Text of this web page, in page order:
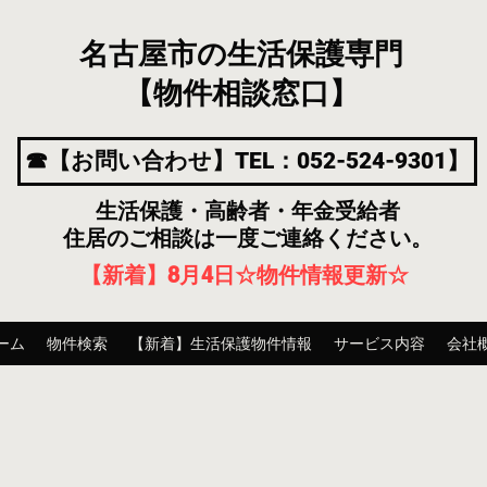
名古屋市の生活保護専門
【物件相談窓口】
☎【お問い合わせ】TEL：052-524-9301】
生活保護・高齢者・年金受給者
住居のご相談は一度ご連絡ください。
【新着】8月4日 ☆物件情報更新☆
ム 物件検索 【新着】生活保護物件情報 サービス内容 会社